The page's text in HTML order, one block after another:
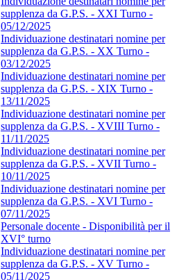
supplenza da G.P.S. - XXI Turno -
05/12/2025
Individuazione destinatari nomine per
supplenza da G.P.S. - XX Turno -
03/12/2025
Individuazione destinatari nomine per
supplenza da G.P.S. - XIX Turno -
13/11/2025
Individuazione destinatari nomine per
supplenza da G.P.S. - XVIII Turno -
11/11/2025
Individuazione destinatari nomine per
supplenza da G.P.S. - XVII Turno -
10/11/2025
Individuazione destinatari nomine per
supplenza da G.P.S. - XVI Turno -
07/11/2025
Personale docente - Disponibilità per il
XVI° turno
Individuazione destinatari nomine per
supplenza da G.P.S. - XV Turno -
05/11/2025